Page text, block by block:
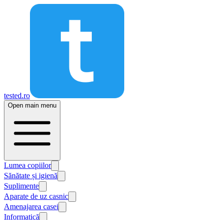
tested.ro
Open main menu
Lumea copiilor
Sănătate și igienă
Suplimente
Aparate de uz casnic
Amenajarea casei
Informatică